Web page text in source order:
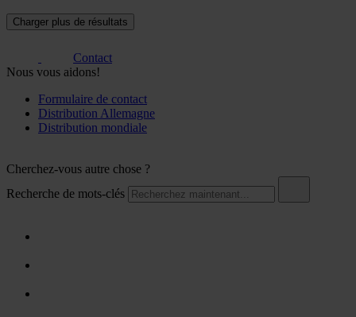
Charger plus de résultats
Contact
Nous vous aidons!
Formulaire de contact
Distribution Allemagne
Distribution mondiale
Cherchez-vous autre chose ?
Recherche de mots-clés